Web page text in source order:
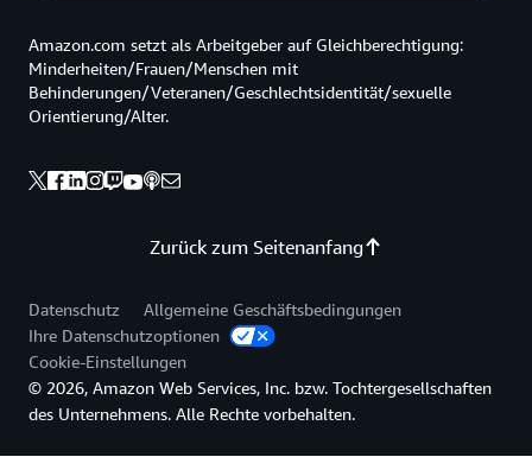
Zurück zum Seitenanfang
Amazon.com setzt als Arbeitgeber auf Gleichberechtigung:
Minderheiten/Frauen/Menschen mit
Behinderungen/Veteranen/Geschlechtsidentität/sexuelle
Orientierung/Alter.
Datenschutz
Allgemeine Geschäftsbedingungen
Ihre Datenschutzoptionen
Cookie-Einstellungen
© 2026, Amazon Web Services, Inc. bzw. Tochtergesellschaften
des Unternehmens. Alle Rechte vorbehalten.